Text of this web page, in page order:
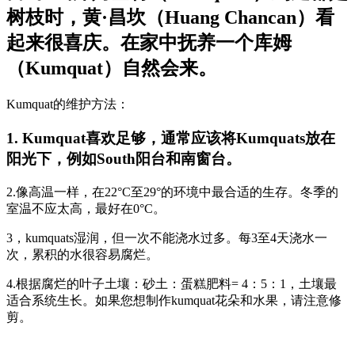
树枝时，黄·昌坎（Huang Chancan）看
起来很喜庆。在家中抚养一个库姆
（Kumquat）自然会来。
Kumquat的维护方法：
1. Kumquat喜欢足够，通常应该将Kumquats放在
阳光下，例如South阳台和南窗台。
2.像高温一样，在22°C至29°的环境中最合适的生存。冬季的
室温不应太高，最好在0°C。
3，kumquats湿润，但一次不能浇水过多。每3至4天浇水一
次，累积的水很容易腐烂。
4.根据腐烂的叶子土壤：砂土：蛋糕肥料= 4：5：1，土壤最
适合系统生长。如果您想制作kumquat花朵和水果，请注意修
剪。